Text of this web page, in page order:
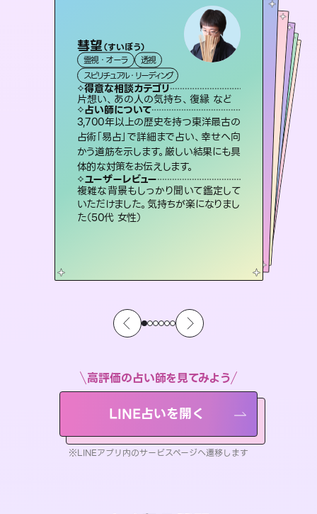
彗望（すいぼう）
霊視・オーラ
透視
スピリチュアル・リーディング
得意な相談カテゴリ
片想い、あの人の気持ち、復縁 など
占い師について
3,700年以上の歴史を持つ東洋最古の
占術「易占」で詳細まで占い、幸せへ向
かう道筋を示します。厳しい結果にも具
体的な対策をお伝えします。
ユーザーレビュー
複雑な背景もしっかり聞いて鑑定して
いただけました。気持ちが楽になりまし
た（50代 女性）
未来視師＊花
霊視・オーラ 心理学
スピリチュアル・リーディング
得意な相談カテゴリ
出逢い、片想い、復縁 など
占い師について
未来には何パターンもの選択肢があり
ます。不安で視えにくくなっているあな
たの素敵な未来を見つけ、その未来を
選択できるようアドバイスします。
ユーザーレビュー
職場の人の性質や人間関係、本心など
本当によく視えていてびっくり。対策が
打てて前向きになれます（40代）
桃源珠羽 とうげんみう）
霊視・オーラ
スピリチュアル・リーディング
得意な相談カテゴリ
片想い、あの人の気持ち、復縁 など
占い師について
恋愛のお悩みの中でも特に「曖昧な関
係」の相談を得意としており、友達以上
恋人未満なお相手との今後や本音を丁
寧に読み解き恋愛成就へと導きます。
ユーザーレビュー
鑑定していただいてアドバイス通りに行
動すると仲が復活してきました。ありが
とうございました（40代 女性）
アイリス -iris-
西洋占星術
ルーン
得意な相談カテゴリ
恋愛総合、片想い、二人の未来 など
占い師について
復縁、恋愛、不倫の行方、同性愛や片思い、仕事関係や借金問題まで知りたいことや心の負担になっていることを紐解き、背中をそっと押して導きます。
ユーザーレビュー
安心感のあり、言い切ってくれる所や濁
さない鑑定のおかげで、毎回自分の気
持ちを整えられます（30代 男性）
セラピスト理恵
霊視・オーラ
スピリチュアル・リーディング
得意な相談カテゴリ
片想い、二人の未来、年の差 など
占い師について
連絡再開、復縁、成就などの報告実績
多数。セラピストとして2万超の施術経
験があるからこそできる鑑定で、より良
い未来をサポートします。
ユーザーレビュー
とても心温まる鑑定でした。しかもこち
らは何も言っていないのに視えていらっ
しゃるんだなと驚きです（30代女性）
おう 霊感オラクル
霊視・オーラ
オラクルカード
得意な相談カテゴリ
恋愛総合、あの人の気持ち など
占い師について
霊視×オラクルカードを使って「今」と
「未来」そして「気になるあの人の気持
ち」まで丁寧に読み解き、恋や人生のヒ
ントを優しく引き出します。
ユーザーレビュー
不安な気持ちが嘘みたいに晴れまし
た…！よく視えていらっしゃるんだなと
感じました（40代 女性）
高評価の占い師を見てみよう
LINE占いを開く
※LINEアプリ内のサービスページへ遷移します